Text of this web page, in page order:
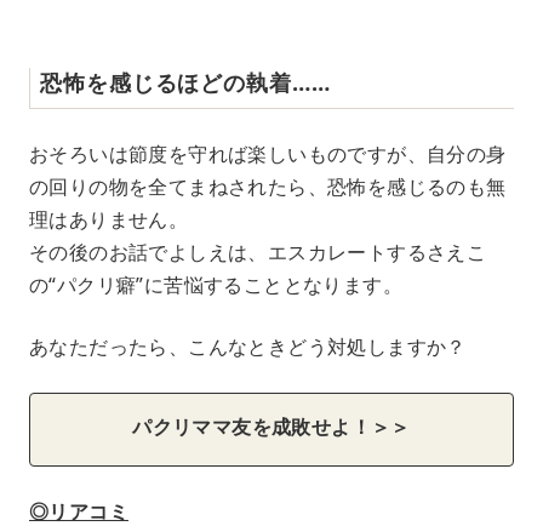
恐怖を感じるほどの執着……
おそろいは節度を守れば楽しいものですが、自分の身
の回りの物を全てまねされたら、恐怖を感じるのも無
理はありません。
その後のお話でよしえは、エスカレートするさえこ
の“パクリ癖”に苦悩することとなります。
あなただったら、こんなときどう対処しますか？
パクリママ友を成敗せよ！＞＞
◎リアコミ